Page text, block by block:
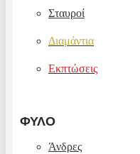
Σταυροί
Διαμάντια
Εκπτώσεις
ΦΎΛΟ
Άνδρες